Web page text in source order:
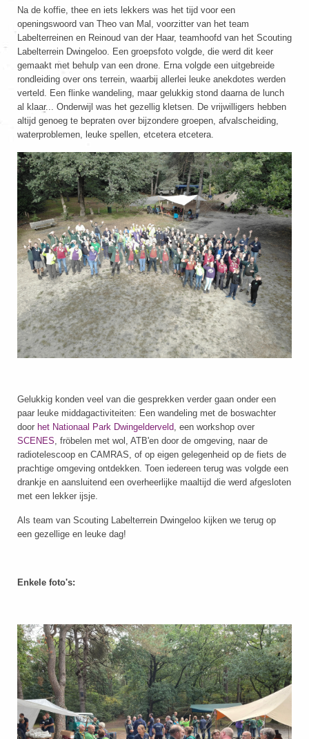
Na de koffie, thee en iets lekkers was het tijd voor een
openingswoord van Theo van Mal, voorzitter van het team
Labelterreinen en Reinoud van der Haar, teamhoofd van het Scouting
Labelterrein Dwingeloo. Een groepsfoto volgde, die werd dit keer
gemaakt met behulp van een drone. Erna volgde een uitgebreide
rondleiding over ons terrein, waarbij allerlei leuke anekdotes werden
verteld. Een flinke wandeling, maar gelukkig stond daarna de lunch
al klaar... Onderwijl was het gezellig kletsen. De vrijwilligers hebben
altijd genoeg te bepraten over bijzondere groepen, afvalscheiding,
waterproblemen, leuke spellen, etcetera etcetera.
Gelukkig konden veel van die gesprekken verder gaan onder een
paar leuke middagactiviteiten: Een wandeling met de boswachter
door het Nationaal Park Dwingelderveld, een workshop over
SCENES, fröbelen met wol, ATB'en door de omgeving, naar de
radiotelescoop en CAMRAS, of op eigen gelegenheid op de fiets de
prachtige omgeving ontdekken. Toen iedereen terug was volgde een
drankje en aansluitend een overheerlijke maaltijd die werd afgesloten
met een lekker ijsje.
Als team van Scouting Labelterrein Dwingeloo kijken we terug op
een gezellige en leuke dag!
Enkele foto's: